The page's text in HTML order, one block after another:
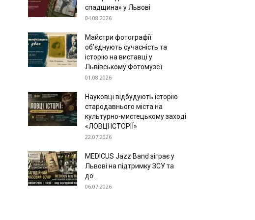
спадщина» у Львові
04.08.2026
Майстри фотографії
об’єднують сучасність та
історію на виставці у
Львівському Фотомузеї
01.08.2026
Науковці відбудують історію
стародавнього міста на
культурно-мистецькому заході
«ЛОВЦІ ІСТОРІЇ»
22.07.2026
MEDICUS Jazz Band зіграє у
Львові на підтримку ЗСУ та
до...
06.07.2026